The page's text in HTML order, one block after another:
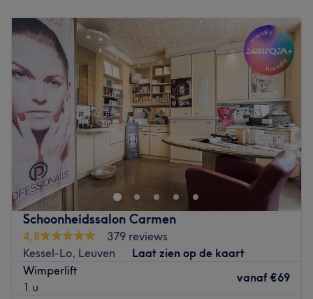
Dinsdag
09:00
17:00
Woensdag
09:00 –17:00
Donderdag
09:00 –17:00
Vrijdag
17:00
Zaterdag
Gesloten
Zondag
Gesloten
Smile, shine en sparkle bij de knusse Schoonheidssalon
Marie in Leuven, want Marie biedt hier
gelaatsverzorgingen, massages, ontharingen en hand-
en voetverzorging aan. Zijn je nagels of wenkbrauwen
eigenlijk niet meer om aan te zien? Marie brengt hier met
veel plezier en passie verandering in. Ze gebruikt voor de
gelaatsbehandelingen verder topproducten die worden
aangepast aan je huidtype en leeftijd. Het leven is zo
vervelend nog niet, want je wordt bij je behandeling
vergezeld van een drankje en nieuwe klanten ontvangen
Schoonheidssalon Carmen
4,8
379 reviews
Kessel-Lo, Leuven
Laat zien op de kaart
Wimperlift
1 u
vanaf €69